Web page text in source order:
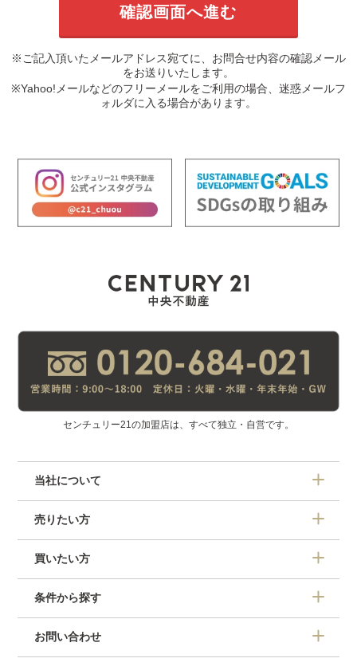
※ご記入頂いたメールアドレス宛てに、お問合せ内容の確認メール
をお送りいたします。
※Yahoo!メールなどのフリーメールをご利用の場合、迷惑メールフ
ォルダに入る場合があります。
センチュリー21の加盟店は、すべて独立・自営です。
当社について
売りたい方
買いたい方
条件から探す
お問い合わせ